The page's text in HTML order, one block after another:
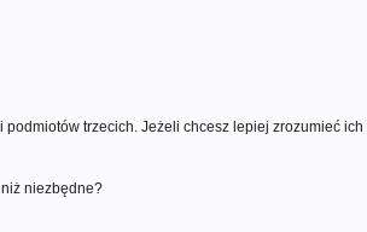
w formie nagrań video,
trzecich. Jeżeli chcesz lepiej zrozumieć ich
niezbędne?